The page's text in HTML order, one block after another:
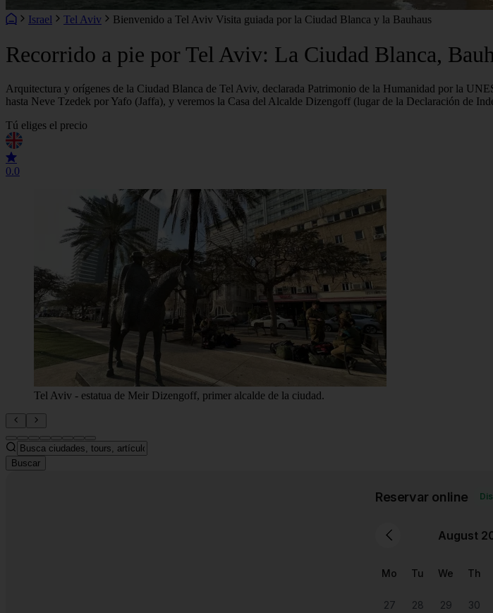
Israel Tel Aviv Bienvenido a Tel Aviv Visita guiada por la Ciudad Blanca y la Bauhaus
Recorrido a pie por Tel Aviv: La Ciudad Blanca,
Arquitectura y orígenes de la Ciudad Blanca de Tel Aviv, declarada Patrimonio de la Humanidad por la
hasta Neve Tzedek por Yafo (Jaffa), y veremos la Casa del Alcalde Dizengoff (lugar de la Declaración de
Tú eliges el precio
0.0
Una vibrante exhibición de artesanía y recuerdos locales, ofreciendo un vistazo al arte cultural que se
Buscar